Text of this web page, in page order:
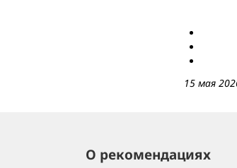
15 мая
О рекомендациях